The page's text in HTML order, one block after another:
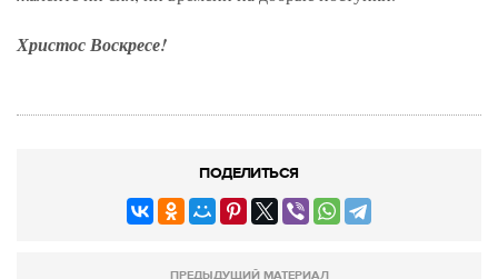
Христос Воскресе!
ПОДЕЛИТЬСЯ
ПРЕДЫДУЩИЙ МАТЕРИАЛ